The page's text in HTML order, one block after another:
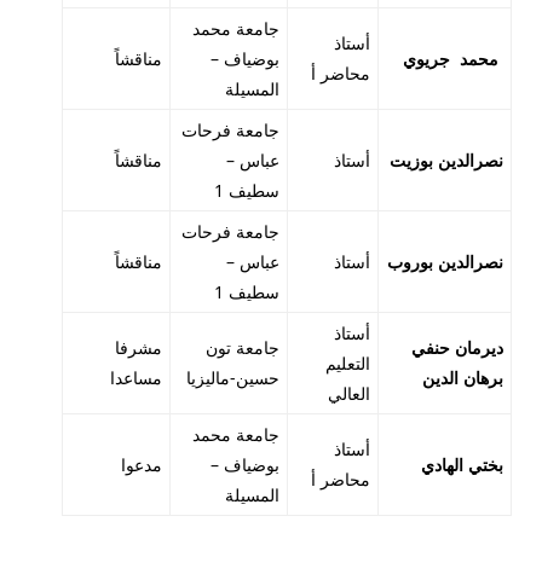
محمد جريوي
أستاذ
محاضر أ
جامعة محمد
بوضياف –
المسيلة
مناقشاً
نصرالدين بوزيت أستاذ
جامعة فرحات
عباس –
سطيف 1
مناقشاً
نصرالدين بوروب أستاذ
جامعة فرحات
عباس –
سطيف 1
مناقشاً
ديرمان حنفي
برهان الدين
أستاذ
التعليم
العالي
جامعة تون
حسين-ماليزيا
مشرفا
مساعدا
بختي الهادي
أستاذ
محاضر أ
جامعة محمد
بوضياف –
المسيلة
مدعوا